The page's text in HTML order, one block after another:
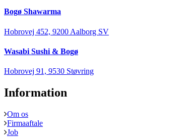
Bogø Shawarma
Hobrovej 452, 9200 Aalborg SV
Wasabi Sushi & Bogø
Hobrovej 91, 9530 Støvring
Information
Om os
Firmaaftale
Job